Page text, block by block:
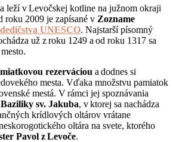
leží v Levočskej kotline na južnom okraji
roku 2009 je zapísané v Zozname
dedičstva UNESCO. Najstarší písomný
už z roku 1249 a od roku 1317 sa
rezerváciou a dodnes si
mesta. Vďaka množstvu pamiatok
mestá. V rámci jej spoznávania
sv. Jakuba, v ktorej sa nachádza
krídlových oltárov vrátane
oltára na svete, ktorého
Pavol z Levoče.